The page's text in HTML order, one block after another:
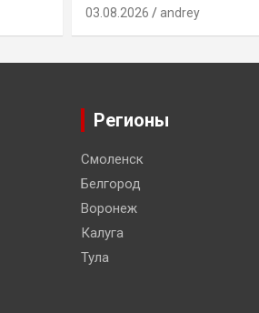
03.08.2026 andrey
Регионы
Смоленск
Белгород
Воронеж
Калуга
Тула